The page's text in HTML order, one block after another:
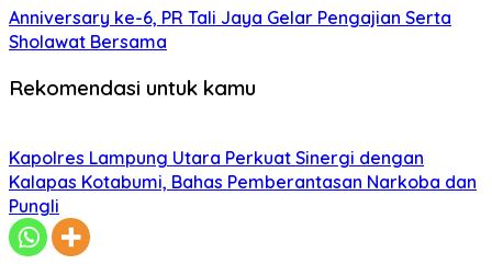
Anniversary ke-6, PR Tali Jaya Gelar Pengajian Serta
Sholawat Bersama
Rekomendasi untuk kamu
Kapolres Lampung Utara Perkuat Sinergi dengan
Kalapas Kotabumi, Bahas Pemberantasan Narkoba dan
Pungli